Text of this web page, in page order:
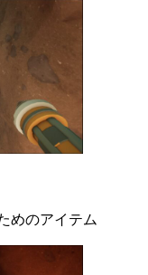
めのアイテム